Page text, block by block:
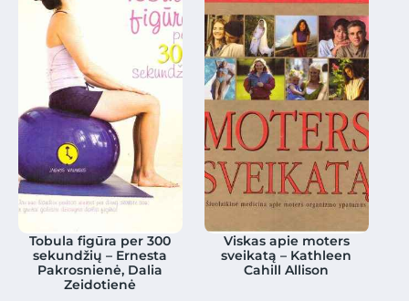
Tobula figūra per 300
sekundžių – Ernesta
Pakrosnienė, Dalia
Zeidotienė
Viskas apie moters
sveikatą – Kathleen
Cahill Allison